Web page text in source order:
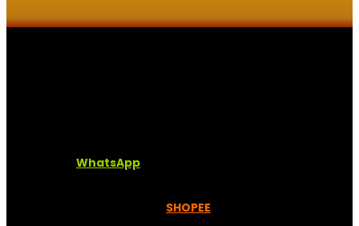
WhatsApp
SHOPEE